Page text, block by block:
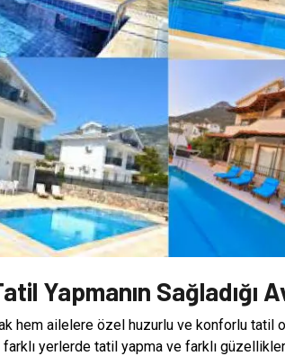
Yapmanın Sağladığı
hem ailelere özel huzurlu ve konforlu tatil
farklı yerlerde tatil yapma ve farklı